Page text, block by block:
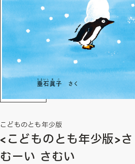
こどものとも年少版
<こどものとも年少版>さ
むーい さむい